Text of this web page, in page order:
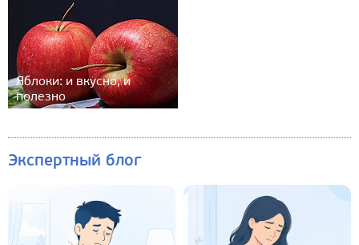
Яблоки: и вкусно, и
полезно
Экспертный блог